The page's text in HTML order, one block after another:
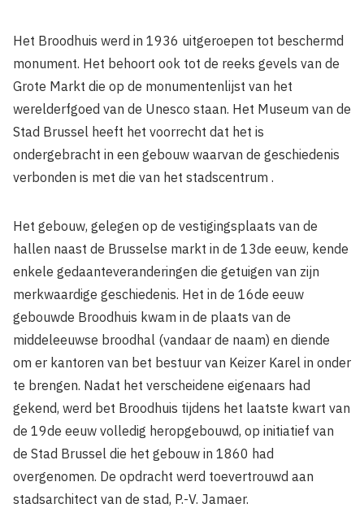
Het Broodhuis werd in 1936 uitgeroepen tot beschermd
monument. Het behoort ook tot de reeks gevels van de
Grote Markt die op de monumentenlijst van het
werelderfgoed van de Unesco staan. Het Museum van de
Stad Brussel heeft het voorrecht dat het is
ondergebracht in een gebouw waarvan de geschiedenis
verbonden is met die van het stadscentrum .
Het gebouw, gelegen op de vestigingsplaats van de
hallen naast de Brusselse markt in de 13de eeuw, kende
enkele gedaanteveranderingen die getuigen van zijn
merkwaardige geschiedenis. Het in de 16de eeuw
gebouwde Broodhuis kwam in de plaats van de
middeleeuwse broodhal (vandaar de naam) en diende
om er kantoren van bet bestuur van Keizer Karel in onder
te brengen. Nadat het verscheidene eigenaars had
gekend, werd bet Broodhuis tijdens het laatste kwart van
de 19de eeuw volledig heropgebouwd, op initiatief van
de Stad Brussel die het gebouw in 1860 had
overgenomen. De opdracht werd toevertrouwd aan
stadsarchitect van de stad, P.-V. Jamaer.